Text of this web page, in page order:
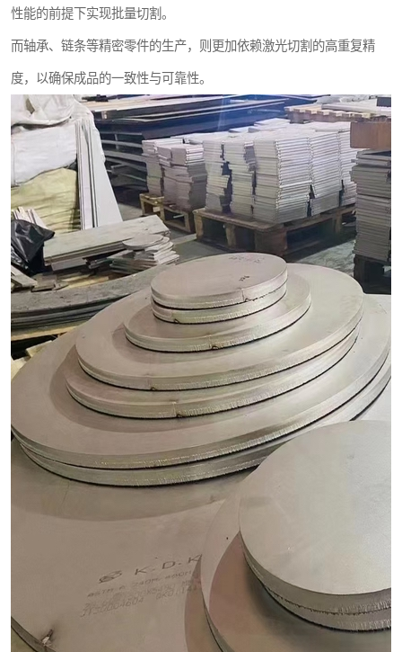
性能的前提下实现批量切割。
而轴承、链条等精密零件的生产，则更加依赖激光切割的高重复精
度，以确保成品的一致性与可靠性。